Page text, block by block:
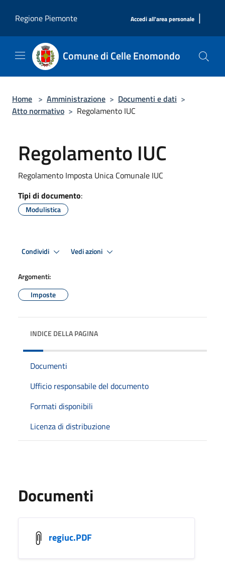
Regione Piemonte
Accedi all'area personale |
Comune di Celle Enomondo
Home > Amministrazione > Documenti e dati >
Atto normativo > Regolamento IUC
Regolamento IUC
Regolamento Imposta Unica Comunale IUC
Tipi di documento:
Modulistica
Condividi Vedi azioni
Argomenti:
Imposte
INDICE DELLA PAGINA
Documenti
Ufficio responsabile del documento
Formati disponibili
Licenza di distribuzione
Documenti
regiuc.PDF